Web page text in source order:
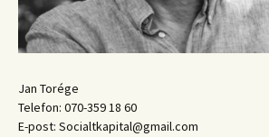
Jan Torége
Telefon: 070-359 18 60
E-post: Socialtkapital@gmail.com